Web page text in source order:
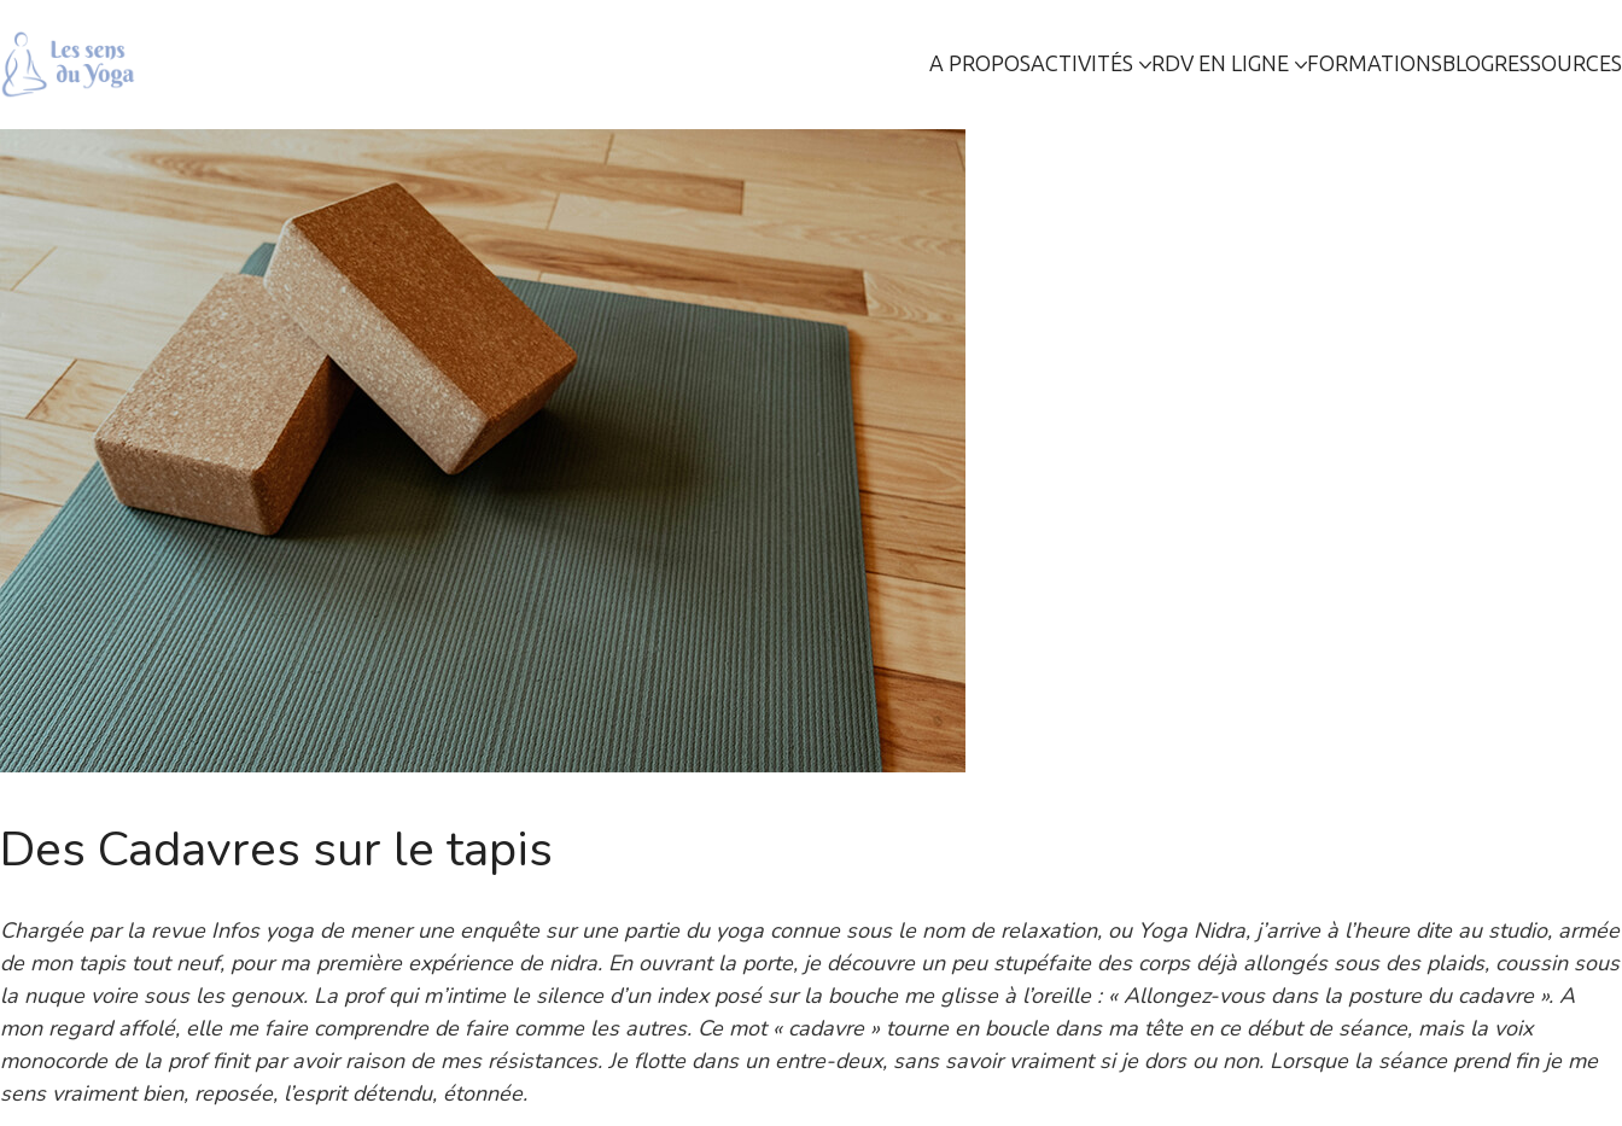
A PROPOSACTIVITÉS RDV EN LIGNE FORMATIONSBLOGRESSOURCES
Des Cadavres sur le tapis
Chargée par la revue Infos yoga de mener une enquête sur une partie du yoga connue sous le nom de relaxation, ou Yoga Nidra, j’arrive à l’heure dite au studio, armée
de mon tapis tout neuf, pour ma première expérience de nidra. En ouvrant la porte, je découvre un peu stupéfaite des corps déjà allongés sous des plaids, coussin sous
la nuque voire sous les genoux. La prof qui m’intime le silence d’un index posé sur la bouche me glisse à l’oreille : « Allongez-vous dans la posture du cadavre ». A
mon regard affolé, elle me faire comprendre de faire comme les autres. Ce mot « cadavre » tourne en boucle dans ma tête en ce début de séance, mais la voix
monocorde de la prof finit par avoir raison de mes résistances. Je flotte dans un entre-deux, sans savoir vraiment si je dors ou non. Lorsque la séance prend fin je me
sens vraiment bien, reposée, l’esprit détendu, étonnée.